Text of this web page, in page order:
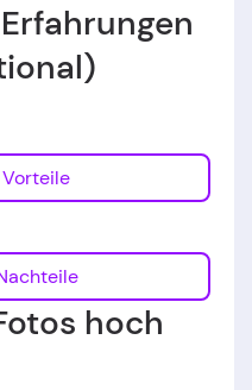
Hinzufügen Vorteile
Nachteile
hoch